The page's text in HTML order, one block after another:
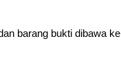
barang bukti dibawa ke